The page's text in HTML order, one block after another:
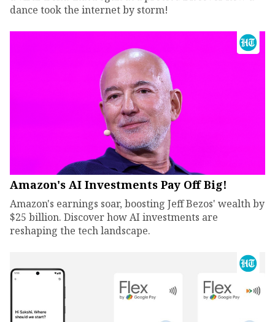
dance took the internet by storm!
Amazon's AI Investments Pay Off Big!
Amazon's earnings soar, boosting Jeff Bezos' wealth by
$25 billion. Discover how AI investments are
reshaping the tech landscape.